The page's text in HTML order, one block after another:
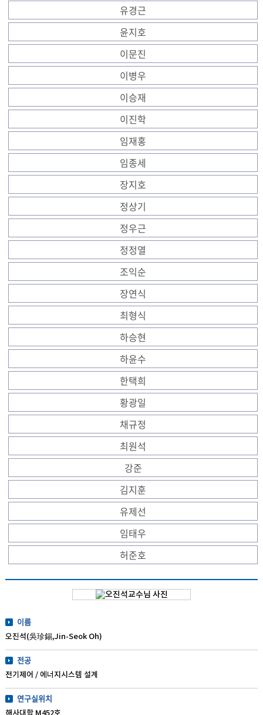
유경근
윤지호
이문진
이병우
이승재
이진학
임재홍
임종세
장지호
정상기
정우근
정정열
조익순
장연식
최형식
하승현
하윤수
한택희
황광일
채규정
최원석
강준
김지훈
유제선
임태우
허준호
이름
오진석(吳珍錫,Jin-Seok Oh)
전공
전기제어 / 에너지시스템 설계
연구실위치